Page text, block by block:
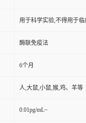
用于科学实验,不得用于临
酶联免疫法
6个月
人,大鼠,小鼠,猴,鸡、羊等
0.01pg/mL~